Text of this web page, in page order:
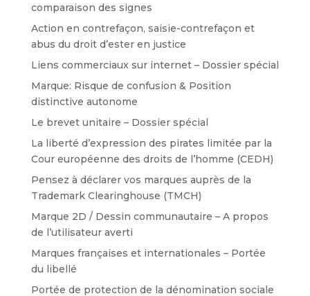
comparaison des signes
Action en contrefaçon, saisie-contrefaçon et
abus du droit d’ester en justice
Liens commerciaux sur internet – Dossier spécial
Marque: Risque de confusion & Position
distinctive autonome
Le brevet unitaire – Dossier spécial
La liberté d’expression des pirates limitée par la
Cour européenne des droits de l’homme (CEDH)
Pensez à déclarer vos marques auprès de la
Trademark Clearinghouse (TMCH)
Marque 2D / Dessin communautaire – A propos
de l’utilisateur averti
Marques françaises et internationales – Portée
du libellé
Portée de protection de la dénomination sociale